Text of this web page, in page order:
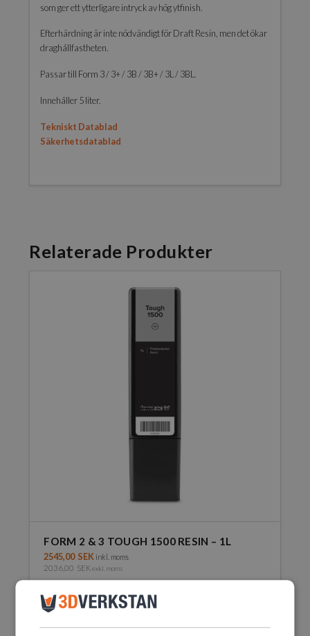
som ger ett ytterligare intryck av hög ytfinish.
Efterhärdning är inte nödvändigt för Draft Resin, men det ökar
draghållfastheten.
Passar till Form 3 / 3+ / 3B / 3B+ / 3L / 3BL.
Innehåller 5 liter.
Tekniskt Datablad
Säkerhetsdatablad
Relaterade Produkter
FORM 2 & 3 TOUGH 1500 RESIN – 1L
2545,00 SEK inkl. moms
2036,00 SEK exkl. moms